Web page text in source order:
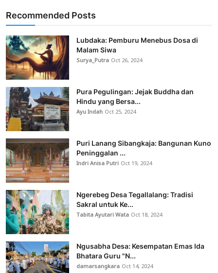
Recommended Posts
Lubdaka: Pemburu Menebus Dosa di
Malam Siwa
Surya_Putra Oct 26, 2024
Pura Pegulingan: Jejak Buddha dan
Hindu yang Bersa...
Ayu Indah Oct 25, 2024
Puri Lanang Sibangkaja: Bangunan Kuno
Peninggalan ...
Indri Anisa Putri Oct 19, 2024
Ngerebeg Desa Tegallalang: Tradisi
Sakral untuk Ke...
Tabita Ayutari Wata Oct 18, 2024
Ngusabha Desa: Kesempatan Emas Ida
Bhatara Guru "N...
damarsangkara Oct 14, 2024